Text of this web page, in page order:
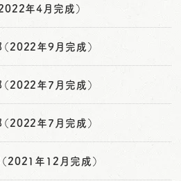
年4月完成）
2022年9月完成）
2022年7月完成）
2022年7月完成）
2021年12月完成）